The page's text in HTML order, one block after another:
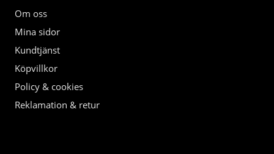
Om oss
Mina sidor
Kundtjänst
Köpvillkor
Policy & cookies
Reklamation & retur